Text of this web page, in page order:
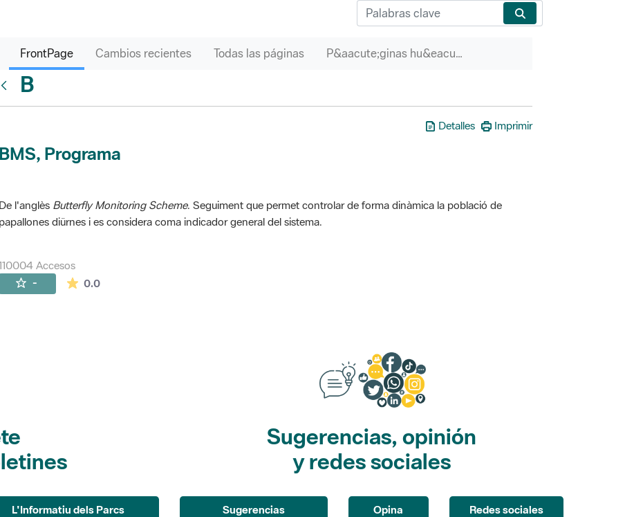
FrontPage Cambios recientes Todas las páginas P&aacute;ginas hu&eacute;rfanas
B
Detalles Imprimir
BMS, Programa
De l'anglès Butterfly Monitoring Scheme. Seguiment que permet controlar de forma dinàmica la població de
papallones diürnes i es considera coma indicador general del sistema.
Accesos
- 0.0La valoración media es de 0 estrellas de 5.
L'Informatiu dels Parcs
Sugerencias, opinión
y redes sociales
Sugerencias Opina Redes sociales